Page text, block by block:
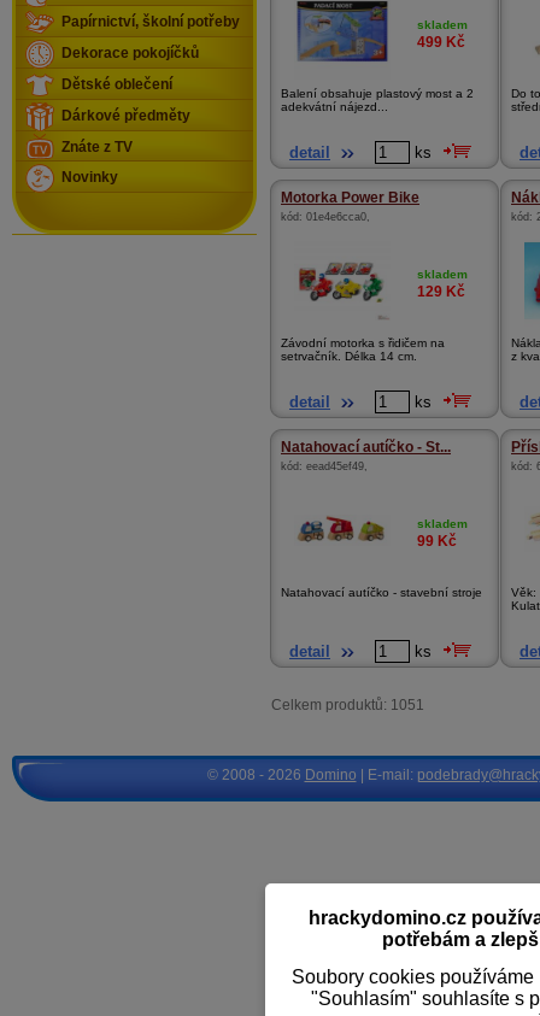
skladem
499 Kč
Balení obsahuje plastový most a 2
adekvátní nájezd...
detail ks
Do
Motorka Power Bike
kód: 01e4e6cca0,
skladem
129 Kč
Závodní motorka s řidičem na
setrvačník. Délka 14 cm.
detail ks
kód:
z
Natahovací autíčko - St...
kód: eead45ef49,
skladem
99 Kč
Natahovací autíčko - stavební stroje
detail ks
kód:
Věk:
Celkem produktů: 1051
Papírnictví, školní potřeby
Dekorace pokojíčků
Dětské oblečení
Dárkové předměty
Znáte z TV
Novinky
hrackydomino.cz
potřebám a
Soubory cookies
"Souhlasím" souhlasíte s
© 2008 - 2026 Domino | E-mail: